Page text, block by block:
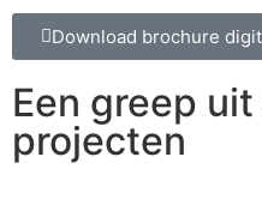
Download brochure
Een greep
projecten